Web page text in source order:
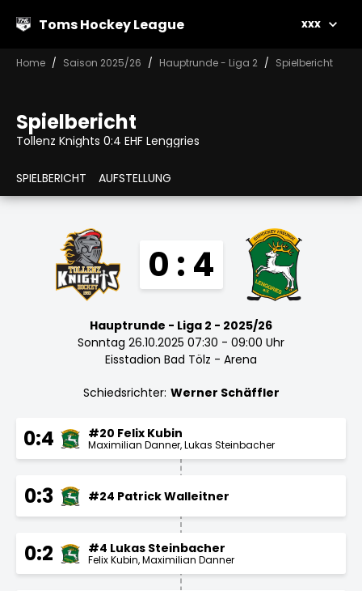
Toms Hockey League xxx
Home Saison 2025/26 Hauptrunde - Liga 2 Spielbericht
Spielbericht
Tollenz Knights 0:4 EHF Lenggries
SPIELBERICHT AUFSTELLUNG
0 : 4
Hauptrunde - Liga 2 - 2025/26
Sonntag 26.10.2025 07:30 - 09:00 Uhr
Eisstadion Bad Tölz - Arena
Schiedsrichter: Werner Schäffler
0:4 #20 Felix Kubin
Maximilian Danner Lukas Steinbacher
0:3 #24 Patrick Walleitner
0:2 #4 Lukas Steinbacher
Felix Kubin Maximilian Danner